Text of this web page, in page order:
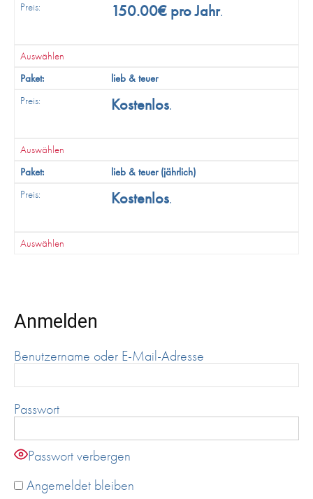
150.00€ pro Jahr.
Auswählen
lieb & teuer
Kostenlos.
Auswählen
lieb & teuer (jährlich)
Kostenlos.
Auswählen
Anmelden
Benutzername oder E-Mail-Adresse
Passwort
Passwort verbergen
Angemeldet bleiben